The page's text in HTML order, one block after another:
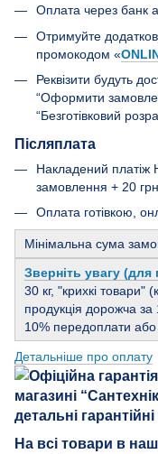
Оплата через банк
Отримуйте
промокодом «
Реквізити будуть
“Оформити
“Безготівковий
Післяплата
Накладений платіж
замовлення + 20
Оплата готівкою,
Мінімальна сума
Зверніть увагу (для
30 кг, "крихкі товари"
продукція дорожча за
10% передоплати
Детальніше про оплату
На всі товари в